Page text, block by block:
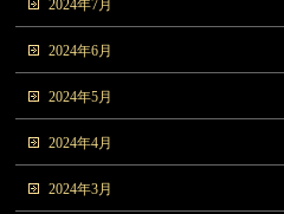
2024年7月
2024年6月
2024年5月
2024年4月
2024年3月